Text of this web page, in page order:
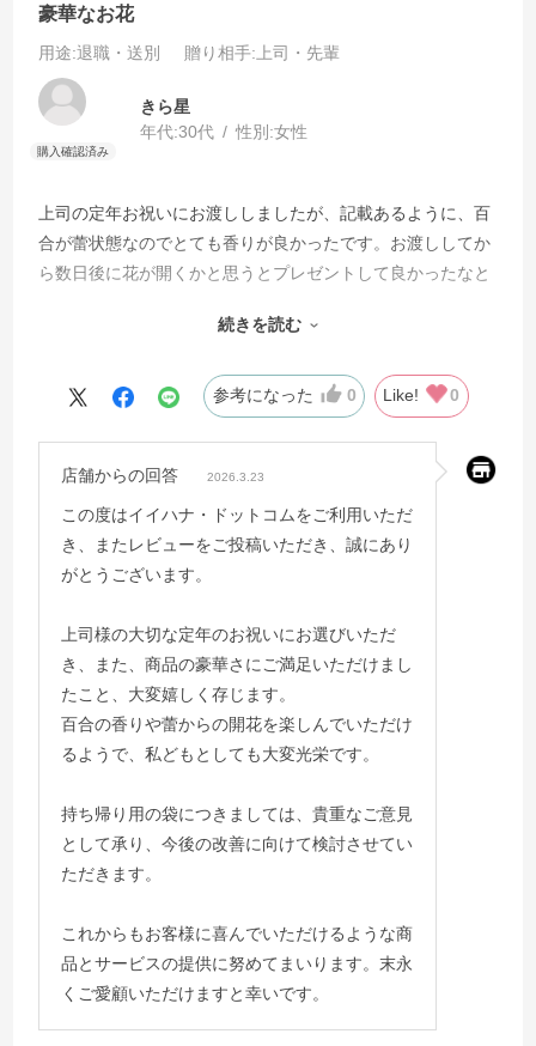
豪華なお花
用途:退職・送別 贈り相手:上司・先輩
きら星
年代:30代 性別:女性
上司の定年お祝いにお渡ししましたが、記載あるように、百
合が蕾状態なのでとても香りが良かったです。お渡ししてか
ら数日後に花が開くかと思うとプレゼントして良かったなと
さに驚かれていました。
かったです。（梱包された段ボールの中にお渡しはできない
続きを読む
参考になった 0 Like! 0
店舗からの回答 2026.3.23
この度はイイハナ・ドットコムをご利用いただ
き、またレビューをご投稿いただき、誠にあり
がとうございます。
上司様の大切な定年のお祝いにお選びいただ
き、また、商品の豪華さにご満足いただけまし
たこと、大変嬉しく存じます。
百合の香りや蕾からの開花を楽しんでいただけ
るようで、私どもとしても大変光栄です。
持ち帰り用の袋につきましては、貴重なご意見
として承り、今後の改善に向けて検討させてい
ただきます。
これからもお客様に喜んでいただけるような商
品とサービスの提供に努めてまいります。末永
くご愛顧いただけますと幸いです。